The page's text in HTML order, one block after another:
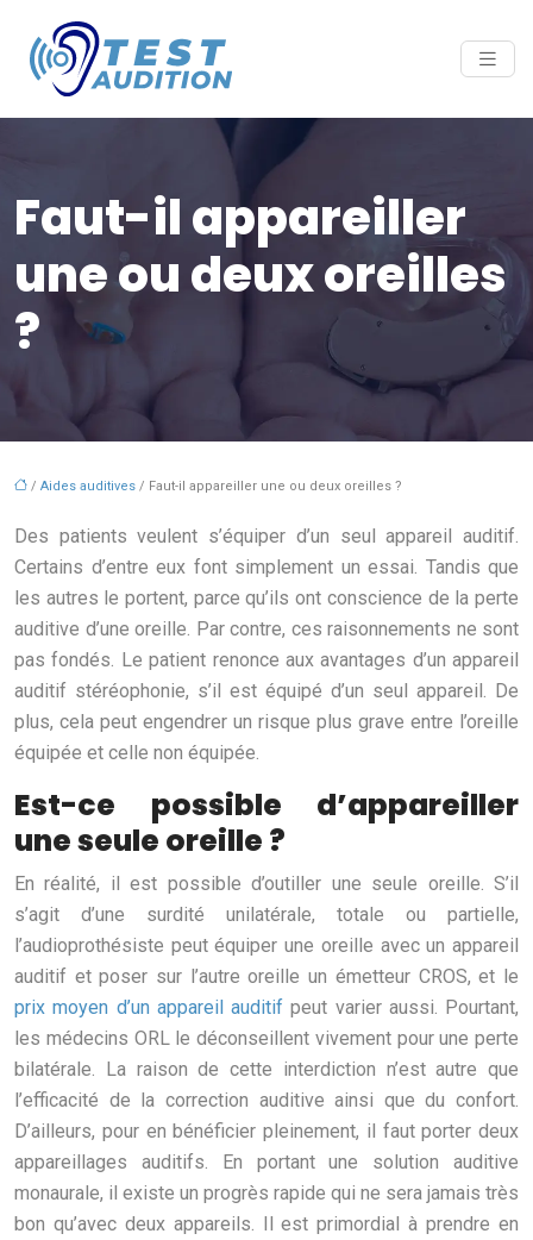
Faut-il appareiller
une ou deux oreilles
?
/ Aides auditives / Faut-il appareiller une ou deux oreilles ?
Des patients veulent s’équiper d’un seul appareil auditif.
Certains d’entre eux font simplement un essai. Tandis que
les autres le portent, parce qu’ils ont conscience de la perte
auditive d’une oreille. Par contre, ces raisonnements ne sont
pas fondés. Le patient renonce aux avantages d’un appareil
auditif stéréophonie, s’il est équipé d’un seul appareil. De
plus, cela peut engendrer un risque plus grave entre l’oreille
équipée et celle non équipée.
Est-ce possible d’appareiller
une seule oreille ?
En réalité, il est possible d’outiller une seule oreille. S’il
s’agit d’une surdité unilatérale, totale ou partielle,
l’audioprothésiste peut équiper une oreille avec un appareil
auditif et poser sur l’autre oreille un émetteur CROS, et le
prix moyen d’un appareil auditif peut varier aussi. Pourtant,
les médecins ORL le déconseillent vivement pour une perte
bilatérale. La raison de cette interdiction n’est autre que
l’efficacité de la correction auditive ainsi que du confort.
D’ailleurs, pour en bénéficier pleinement, il faut porter deux
appareillages auditifs. En portant une solution auditive
monaurale, il existe un progrès rapide qui ne sera jamais très
bon qu’avec deux appareils. Il est primordial à prendre en